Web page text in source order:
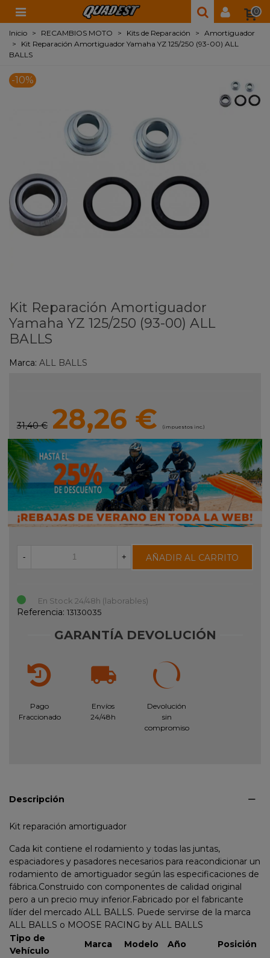
0
Inicio > RECAMBIOS MOTO > Kits de Reparación > Amortiguador
>
Kit Reparación Amortiguador Yamaha YZ 125/250 (93-00) ALL
BALLS
-10%
Kit Reparación Amortiguador
Yamaha YZ 125/250 (93-00) ALL
BALLS
Marca: ALL BALLS
31,40 € 28,26 € (impuestos inc.)
- + AÑADIR AL CARRITO
En Stock 24/48h (laborables)
Referencia: 13130035
GARANTÍA DEVOLUCIÓN
Pago
Fraccionado
Envíos
24/48h
Devolución
sin
compromiso
Descripción
Kit reparación amortiguador
Cada kit contiene el rodamiento y todas las juntas,
espaciadores y pasadores necesarios para reacondicionar un
rodamiento de amortiguador según las especificaciones de
fábrica.Construido con componentes de calidad original
pero a un precio muy inferior.Fabricado por el fabricante
líder del mercado ALL BALLS. Puede servirse de la marca
ALL BALLS o MOOSE RACING by ALL BALLS
Tipo de
Vehículo
Marca Modelo Año
Posición